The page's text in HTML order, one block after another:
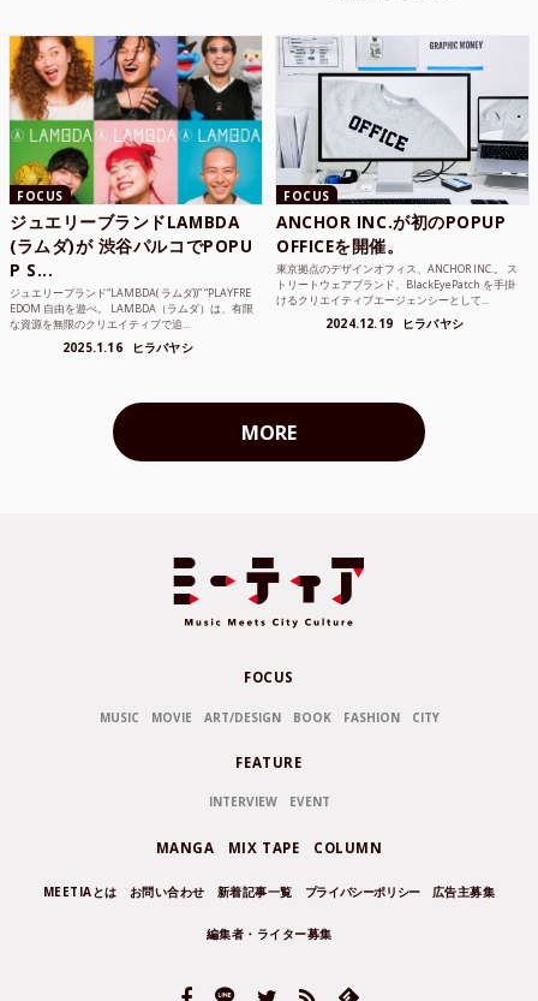
FOCUS
ジュエリーブランドLAMBDA
(ラムダ)が 渋谷パルコでPOPU
P S...
ジュエリーブランド“LAMBDA( ラムダ))” “PLAYFRE
EDOM 自由を遊べ。 LAMBDA（ラムダ）は、有限
な資源を無限のクリエイティブで追...
2025.1.16 ヒラバヤシ
FOCUS
ANCHOR INC.が初のPOPUP
OFFICEを開催。
東京拠点のデザインオフィス、ANCHOR INC.。 ス
トリートウェアブランド、BlackEyePatch を手掛
けるクリエイティブエージェンシーとして...
2024.12.19 ヒラバヤシ
MORE
FOCUS
MUSIC MOVIE ART/DESIGN BOOK FASHION CITY
FEATURE
INTERVIEW EVENT
MANGA MIX TAPE COLUMN
MEETIAとは お問い合わせ 新着記事一覧 プライバシーポリシー 広告主募集
編集者・ライター募集